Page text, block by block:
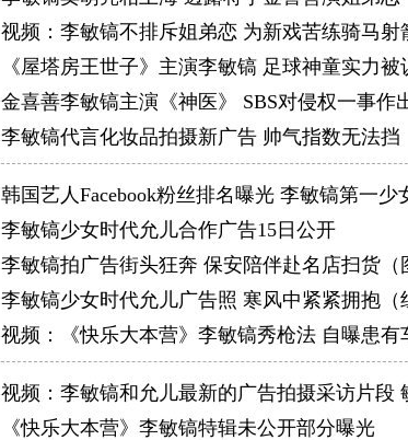
届
21
人
着出
视频：李敏镐不排斥姐弟恋 为新戏苦练骑马射
《屋塔房王世子》主演李敏镐 足球神童实力被
金喜善李敏镐主演《神医》 SBS对侵权一事作
李敏镐代言化妆品拍摄新广告 帅气指数无法挡
韩国艺人Facebook粉丝排名曝光 李敏镐第一少
李敏镐少女时代允儿合作广告15日公开
李敏镐拍广告街头狂奔 保安陪伴赴名店扫货（
李敏镐少女时代允儿广告照 寒风中紧紧拥抱（
视频：《快乐大本营》李敏镐秀枪法 自曝患有
视频：李敏镐和允儿最新的广告拍摄采访片段
《快乐大本营》李敏镐特辑未公开部分曝光